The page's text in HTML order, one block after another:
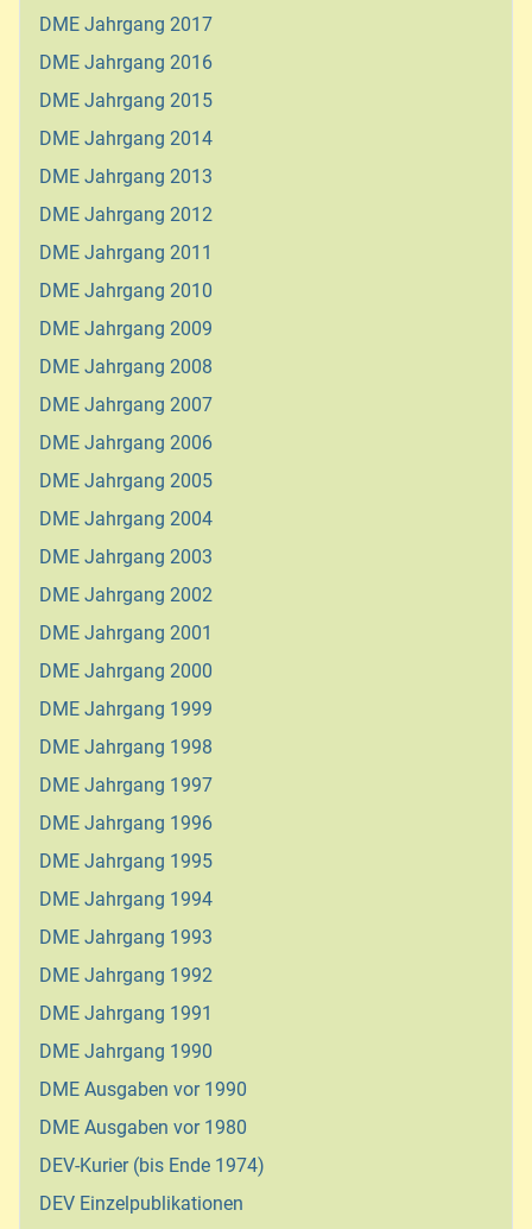
DME Jahrgang 2017
DME Jahrgang 2016
DME Jahrgang 2015
DME Jahrgang 2014
DME Jahrgang 2013
DME Jahrgang 2012
DME Jahrgang 2011
DME Jahrgang 2010
DME Jahrgang 2009
DME Jahrgang 2008
DME Jahrgang 2007
DME Jahrgang 2006
DME Jahrgang 2005
DME Jahrgang 2004
DME Jahrgang 2003
DME Jahrgang 2002
DME Jahrgang 2001
DME Jahrgang 2000
DME Jahrgang 1999
DME Jahrgang 1998
DME Jahrgang 1997
DME Jahrgang 1996
DME Jahrgang 1995
DME Jahrgang 1994
DME Jahrgang 1993
DME Jahrgang 1992
DME Jahrgang 1991
DME Jahrgang 1990
DME Ausgaben vor 1990
DME Ausgaben vor 1980
DEV-Kurier (bis Ende 1974)
DEV Einzelpublikationen